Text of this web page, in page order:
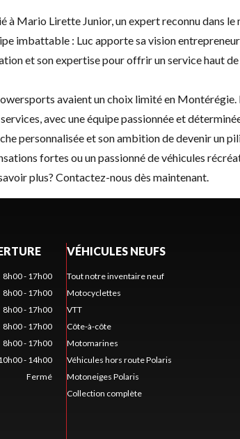
à Mario Lirette Junior, un expert reconnu dans
imbattable : Luc apporte sa vision
et son expertise pour offrir un service haut
avaient un choix limité en Montérégie.
avec une équipe passionnée et
personnalisée et son ambition de devenir un
fortes ou un passionné de véhicules
plus? Contactez-nous dès maintenant.
8h00 - 17h00
8h00 - 17h00
8h00 - 17h00
8h00 - 17h00
8h00 - 17h00
- 14h00
Fermé
VÉHICULES NEUFS
Tout notre inventaire neuf
Motocyclettes
VTT
Côte-à-côte
Motomarines
Véhicules hors route Polaris
Motoneiges Polaris
Collection complète